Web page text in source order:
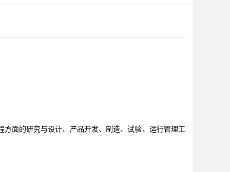
面的研究与设计、产品开发、制造、试验、运行管理工